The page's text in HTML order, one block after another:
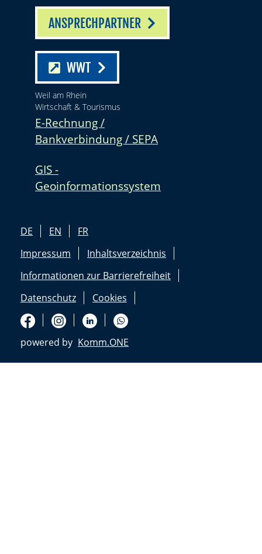
ANSPRECHPARTNER
WWT
Weil am Rhein
Wirtschaft & Tourismus
E-Rechnung /
Bankverbindung / SEPA
GIS -
Geoinformationssystem
DE EN
FR
Impressum
Inhaltsverzeichnis
Informationen zur Barrierefreiheit
Datenschutz
Cookies
powered by Komm.ONE